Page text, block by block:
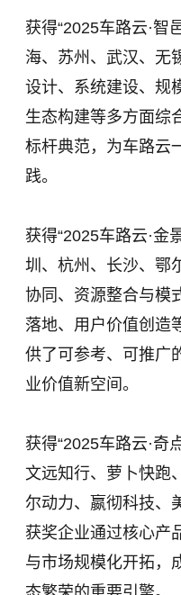
获得“2025车路云·智
海、苏州、武汉、无
设计、系统建设、规
生态构建等多方面综
标杆典范，为车路云
践。
获得“2025车路云·金
圳、杭州、长沙、鄂
协同、资源整合与模
落地、用户价值创造
供了可参考、可推广
业价值新空间。
获得“2025车路云·奇
文远知行、萝卜快跑
尔动力、嬴彻科技、
获奖企业通过核心产
与市场规模化开拓，